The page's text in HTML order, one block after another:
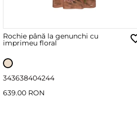
Rochie până la genunchi cu
imprimeu floral
343638404244
639.00 RON